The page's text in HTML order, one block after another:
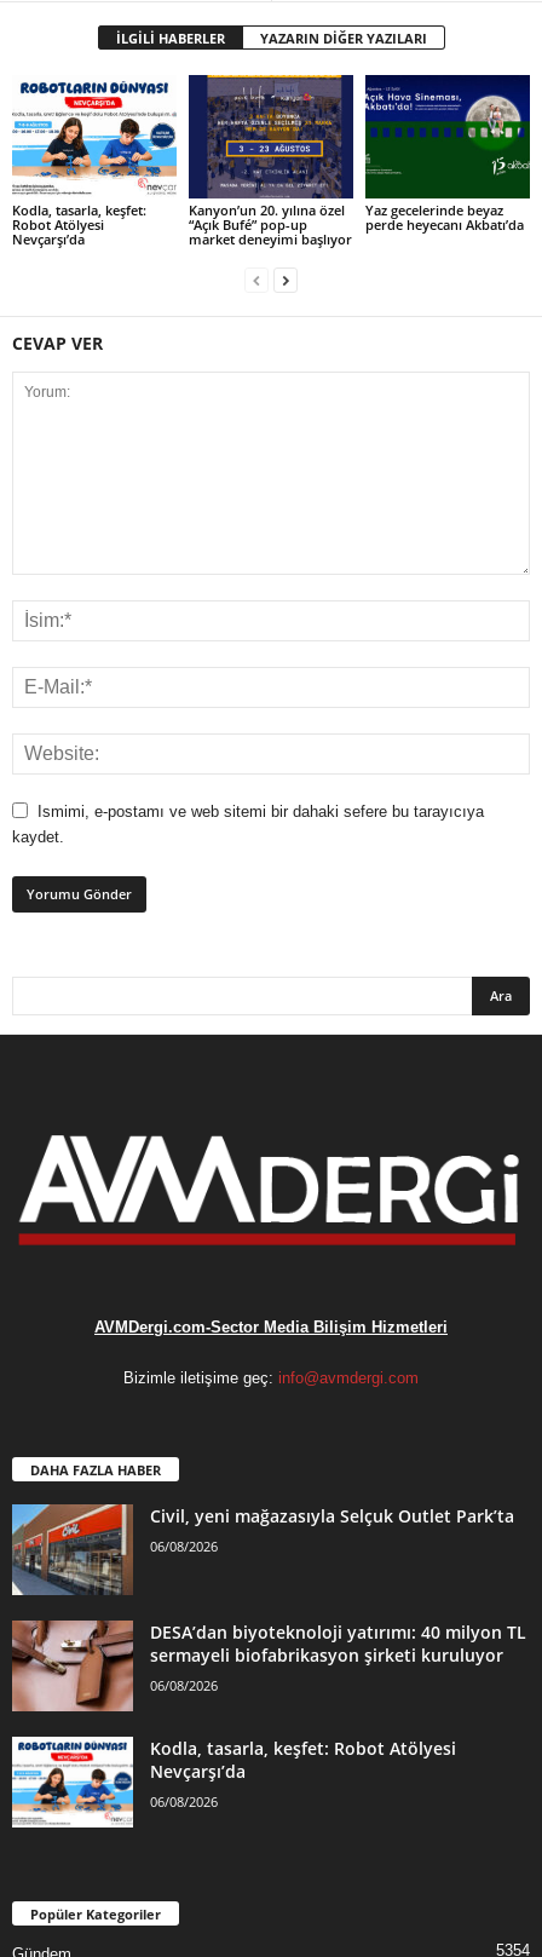
İLGİLİ HABERLER YAZARIN DİĞER YAZILARI
Kodla, tasarla, keşfet:
Robot Atölyesi
Nevçarşı’da
Kanyon’un 20. yılına özel
“Açık Bufé” pop-up
market deneyimi başlıyor
Yaz gecelerinde beyaz
perde heyecanı Akbatı’da
CEVAP VER
Ismimi, e-postamı ve web sitemi bir dahaki sefere bu tarayıcıya
kaydet.
AVMDergi.com-Sector Media Bilişim Hizmetleri
Bizimle iletişime geç: info@avmdergi.com
DAHA FAZLA HABER
Civil, yeni mağazasıyla Selçuk Outlet Park’ta
06/08/2026
DESA’dan biyoteknoloji yatırımı: 40 milyon TL
sermayeli biofabrikasyon şirketi kuruluyor
06/08/2026
Kodla, tasarla, keşfet: Robot Atölyesi
Nevçarşı’da
06/08/2026
Popüler Kategoriler
5354